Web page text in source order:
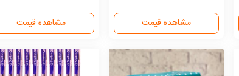
مشاهده قیمت مشاهده قیمت